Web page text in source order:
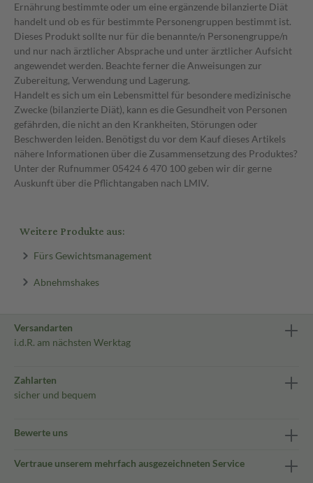
Ernährung bestimmte oder um eine ergänzende bilanzierte Diät
handelt und ob es für bestimmte Personengruppen bestimmt ist.
Dieses Produkt sollte nur für die benannte/n Personengruppe/n
und nur nach ärztlicher Absprache und unter ärztlicher Aufsicht
angewendet werden. Beachte ferner die Anweisungen zur
Zubereitung, Verwendung und Lagerung.
Handelt es sich um ein Lebensmittel für besondere medizinische
Zwecke (bilanzierte Diät), kann es die Gesundheit von Personen
gefährden, die nicht an den Krankheiten, Störungen oder
Beschwerden leiden. Benötigst du vor dem Kauf dieses Artikels
nähere Informationen über die Zusammensetzung des Produktes?
Unter der Rufnummer 05424 6 470 100 geben wir dir gerne
Auskunft über die Pflichtangaben nach LMIV.
Weitere Produkte aus:
Fürs Gewichtsmanagement
Abnehmshakes
Versandarten
i.d.R. am nächsten Werktag
Zahlarten
sicher und bequem
Bewerte uns
Vertraue unserem mehrfach ausgezeichneten Service